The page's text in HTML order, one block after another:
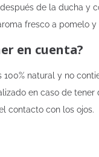
de la ducha y
fresco a pomelo
en cuenta?
natural y no
en caso de
contacto con los ojos.